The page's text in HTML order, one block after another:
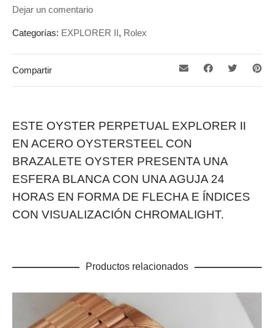
Dejar un comentario
Categorías: EXPLORER II, Rolex
Compartir
ESTE OYSTER PERPETUAL EXPLORER II
EN ACERO OYSTERSTEEL CON
BRAZALETE OYSTER PRESENTA UNA
ESFERA BLANCA CON UNA AGUJA 24
HORAS EN FORMA DE FLECHA E ÍNDICES
CON VISUALIZACIÓN CHROMALIGHT.
Productos relacionados